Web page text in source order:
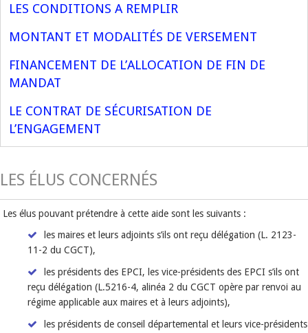
LES CONDITIONS A REMPLIR
MONTANT ET MODALITÉS DE VERSEMENT
FINANCEMENT DE L’ALLOCATION DE FIN DE
MANDAT
LE CONTRAT DE SÉCURISATION DE
L’ENGAGEMENT
LES ÉLUS CONCERNÉS
Les élus pouvant prétendre à cette aide sont les suivants :
les maires et leurs adjoints s’ils ont reçu délégation (L. 2123-
11-2 du CGCT),
les présidents des EPCI, les vice-présidents des EPCI s’ils ont
reçu délégation (L.5216-4, alinéa 2 du CGCT opère par renvoi au
régime applicable aux maires et à leurs adjoints),
les présidents de conseil départemental et leurs vice-présidents